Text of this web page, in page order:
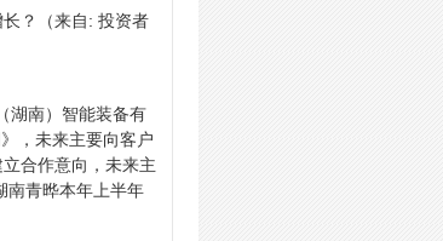
？
（来自: 投资者
湖南）智能装备有
，未来主要向客户
合作意向，未来主
南青晔本年上半年